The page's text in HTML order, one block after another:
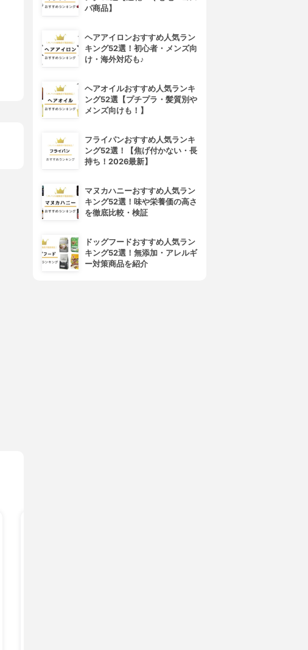
パ商品】
ヘアアイロンおすすめ人気ラン
キング52選！初心者・メンズ向
け・海外対応も♪
ヘアオイルおすすめ人気ランキ
ング52選【プチプラ・髪質別や
メンズ向けも！】
フライパンおすすめ人気ランキ
ング52選！【焦げ付かない・長
持ち！2026最新】
マヌカハニーおすすめ人気ラン
キング52選！味や栄養価の高さ
を徹底比較・検証
ドッグフードおすすめ人気ラン
キング52選！無添加・アレルギ
ー対策商品を紹介